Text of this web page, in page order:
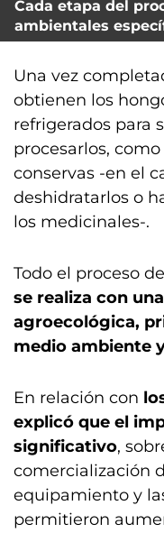
Cada etapa del
ambientales
Una vez
obtienen los
refrigerados para
procesarlos,
conservas -en el
deshidratarlos o
los medicinales-.
Todo el proceso
se realiza con
agroecológica,
medio ambiente
En relación con
explicó que el
significativo,
comercialización
equipamiento y
permitieron